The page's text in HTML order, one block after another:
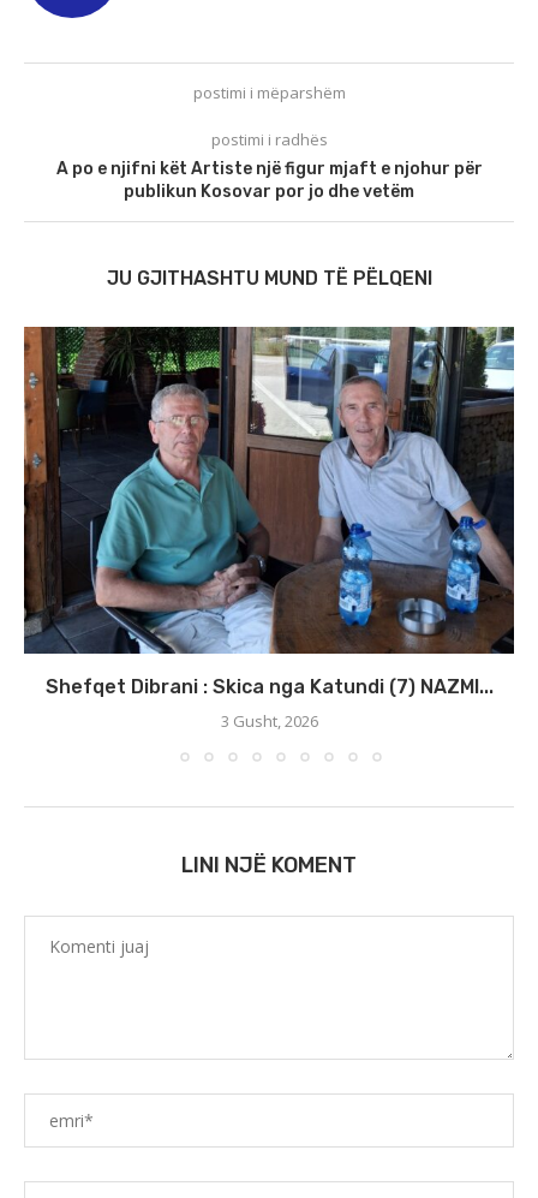
postimi i mëparshëm
postimi i radhës
A po e njifni kët Artiste një figur mjaft e njohur për
publikun Kosovar por jo dhe vetëm
JU GJITHASHTU MUND TË PËLQENI
Shefqet Dibrani : Skica nga Katundi (7) NAZMI...
3 Gusht, 2026
LINI NJË KOMENT